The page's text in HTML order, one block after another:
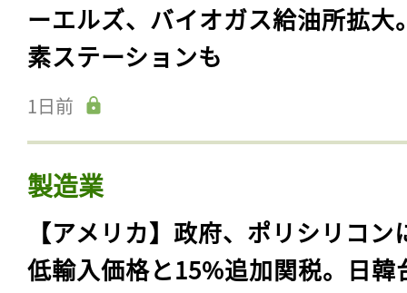
ーエルズ、バイオガス給油所拡大
素ステーションも
1日前
製造業
【アメリカ】政府、ポリシリコン
低輸入価格と15%追加関税。日韓